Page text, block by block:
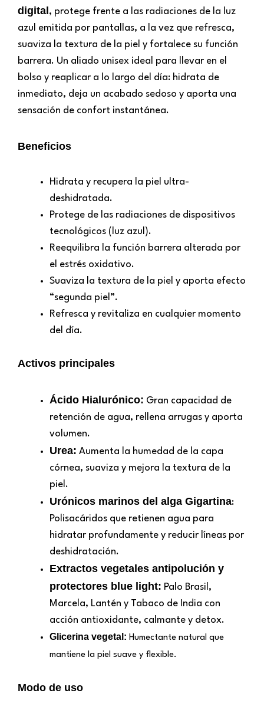
digital , protege frente a las radiaciones de la luz
azul emitida por pantallas, a la vez que refresca,
suaviza la textura de la piel y fortalece su función
barrera. Un aliado unisex ideal para llevar en el
bolso y reaplicar a lo largo del día: hidrata de
inmediato, deja un acabado sedoso y aporta una
sensación de confort instantánea.
Beneficios
Hidrata y recupera la piel ultra-
deshidratada.
Protege de las radiaciones de dispositivos
tecnológicos (luz azul).
Reequilibra la función barrera alterada por
el estrés oxidativo.
Suaviza la textura de la piel y aporta efecto
“segunda piel”.
Refresca y revitaliza en cualquier momento
del día.
Activos principales
Ácido Hialurónico: Gran capacidad de
retención de agua, rellena arrugas y aporta
volumen.
Urea: Aumenta la humedad de la capa
córnea, suaviza y mejora la textura de la
piel.
Urónicos marinos del alga Gigartina:
Polisacáridos que retienen agua para
hidratar profundamente y reducir líneas por
deshidratación.
Extractos vegetales antipolución y
protectores blue light: Palo Brasil,
Marcela, Lantén y Tabaco de India con
acción antioxidante, calmante y detox.
Glicerina vegetal: Humectante natural que
mantiene la piel suave y flexible.
Modo de uso